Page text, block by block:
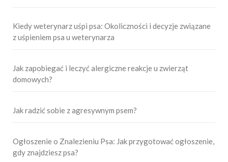
Kiedy weterynarz uśpi psa: Okoliczności i decyzje związane
z uśpieniem psa u weterynarza
Jak zapobiegać i leczyć alergiczne reakcje u zwierząt
domowych?
Jak radzić sobie z agresywnym psem?
Ogłoszenie o Znalezieniu Psa: Jak przygotować ogłoszenie,
gdy znajdziesz psa?